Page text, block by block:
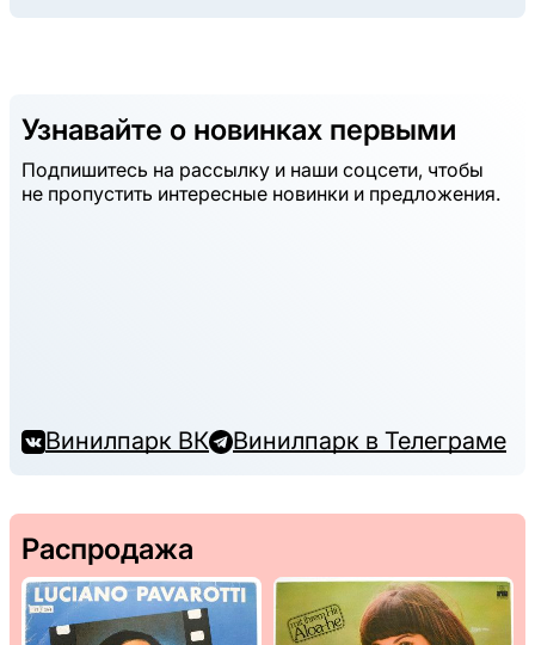
Узнавайте о новинках первыми
Подпишитесь на рассылку и наши соцсети, чтобы
не пропустить интересные новинки и предложения.
Винилпарк ВК Винилпарк в Телеграме
Распродажа